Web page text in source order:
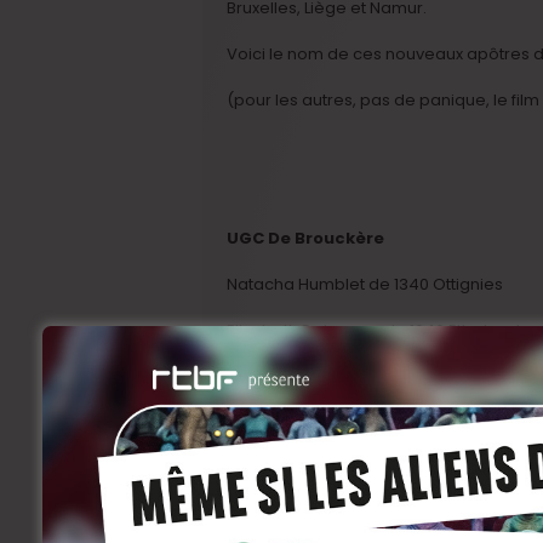
Bruxelles, Liège et Namur.
Voici le nom de ces nouveaux apôtres
(pour les autres, pas de panique, le
UGC De Brouckère
Natacha Humblet de 1340 Ottignies
Elisabeth Debourse de 1040 Etterbeek
Amélie Fiévez d’Enghien
Nathalie Van Den Bossche de1480
Rémy Thiébault de Tournai